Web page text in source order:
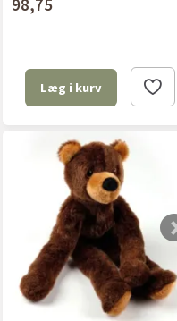
98,75
Læg i kurv